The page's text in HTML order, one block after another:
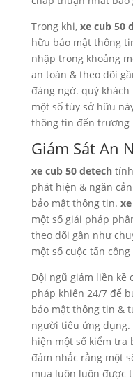
Trong khi, xe cub 50
hữu bảo mật thông
nhập trong khoảng
an toàn & theo dõi
đáng ngờ. quý
một số tùy sở hữu
thông tin đến trương
Giám Sát An
xe cub 50 detechtính
phát hiện & ngăn
bảo mật thông tin.
một số giải pháp
theo dõi gần như
một số cuộc tấn công
Đội ngũ giám liền kề
pháp khiến 24/7 để
bảo mật thông tin &
người tiêu ứng dụng.
hiện một số kiểm
đảm nhắc rằng một
mua luôn luôn được